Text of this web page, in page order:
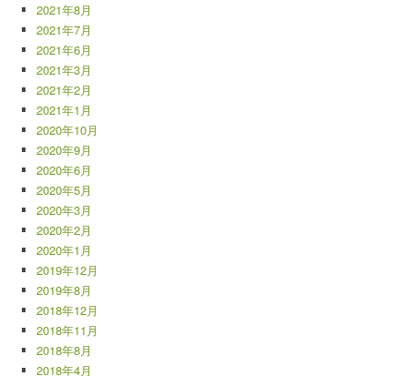
2021年8月
2021年7月
2021年6月
2021年3月
2021年2月
2021年1月
2020年10月
2020年9月
2020年6月
2020年5月
2020年3月
2020年2月
2020年1月
2019年12月
2019年8月
2018年12月
2018年11月
2018年8月
2018年4月